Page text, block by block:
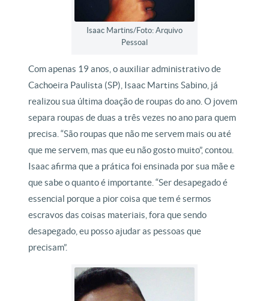
Isaac Martins/Foto: Arquivo
Pessoal
Com apenas 19 anos, o auxiliar administrativo de
Cachoeira Paulista (SP), Isaac Martins Sabino, já
realizou sua última doação de roupas do ano. O jovem
separa roupas de duas a três vezes no ano para quem
precisa. “São roupas que não me servem mais ou até
que me servem, mas que eu não gosto muito”, contou.
Isaac afirma que a prática foi ensinada por sua mãe e
que sabe o quanto é importante. “Ser desapegado é
essencial porque a pior coisa que tem é sermos
escravos das coisas materiais, fora que sendo
desapegado, eu posso ajudar as pessoas que
precisam”.